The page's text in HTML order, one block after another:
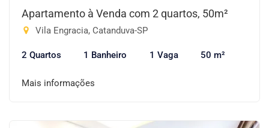
Apartamento à Venda com 2 quartos, 50m²
Vila Engracia, Catanduva-SP
2 Quartos 1 Banheiro 1 Vaga 50 m²
Mais informações